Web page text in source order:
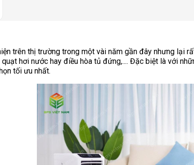
trên thị trường trong một vài năm gần đây nhưng lại
hơi nước hay điều hòa tủ đứng,.... Đặc biệt là với
tối ưu nhất.